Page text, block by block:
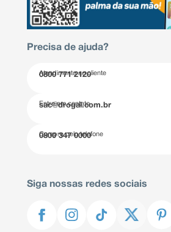
Precisa de ajuda?
Atendimento ao cliente
0800 771 2120
Entre em contato
sac@drogal.com.br
Compre pelo telefone
0800 347 0000
Siga nossas redes sociais